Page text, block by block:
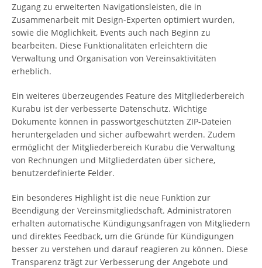
Zugang zu erweiterten Navigationsleisten, die in
Zusammenarbeit mit Design-Experten optimiert wurden,
sowie die Möglichkeit, Events auch nach Beginn zu
bearbeiten. Diese Funktionalitäten erleichtern die
Verwaltung und Organisation von Vereinsaktivitäten
erheblich.
Ein weiteres überzeugendes Feature des Mitgliederbereich
Kurabu ist der verbesserte Datenschutz. Wichtige
Dokumente können in passwortgeschützten ZIP-Dateien
heruntergeladen und sicher aufbewahrt werden. Zudem
ermöglicht der Mitgliederbereich Kurabu die Verwaltung
von Rechnungen und Mitgliederdaten über sichere,
benutzerdefinierte Felder.
Ein besonderes Highlight ist die neue Funktion zur
Beendigung der Vereinsmitgliedschaft. Administratoren
erhalten automatische Kündigungsanfragen von Mitgliedern
und direktes Feedback, um die Gründe für Kündigungen
besser zu verstehen und darauf reagieren zu können. Diese
Transparenz trägt zur Verbesserung der Angebote und